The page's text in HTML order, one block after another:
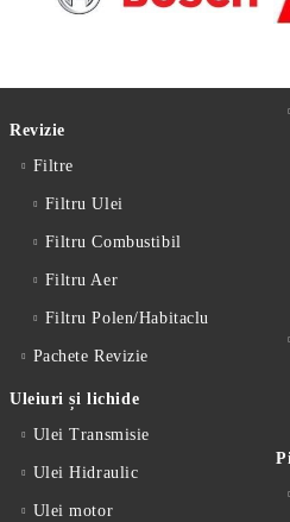
Revizie
Filtre
Filtru Ulei
Filtru Combustibil
Filtru Aer
Filtru Polen/Habitaclu
Pachete Revizie
Uleiuri și lichide
Ulei Transmisie
Ulei Hidraulic
Ulei motor